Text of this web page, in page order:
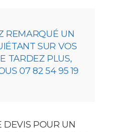
REMARQUÉ UN
SUR VOS
TARDEZ PLUS,
07 82 54 95 19
POUR UN